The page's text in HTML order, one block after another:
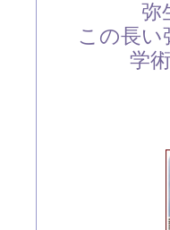
弥
この長い
学